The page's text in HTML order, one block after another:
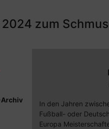
zum
Archiv
In den Jahren
Fußball- oder
Europa